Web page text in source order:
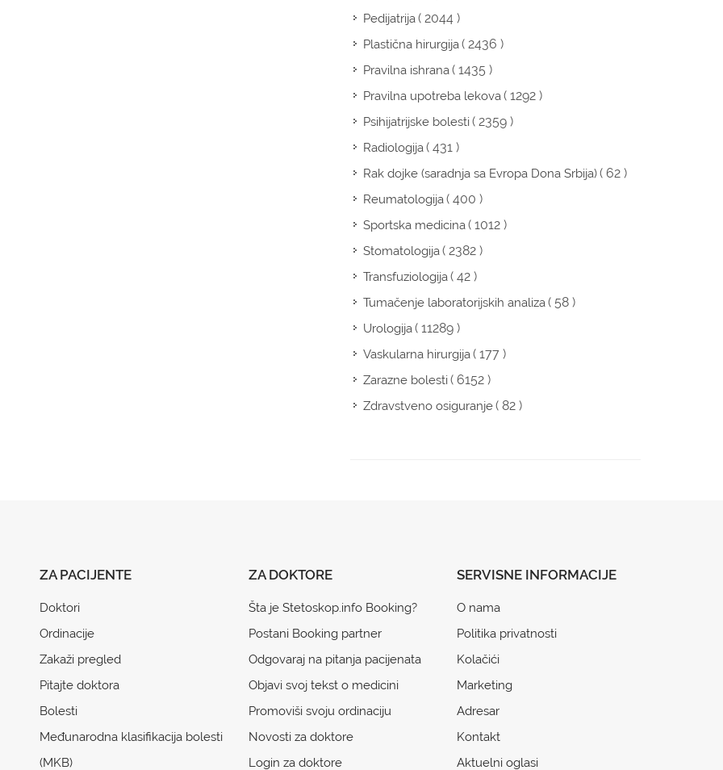
Pedijatrija( 2044 )
Plastična hirurgija( 2436 )
Pravilna ishrana( 1435 )
Pravilna upotreba lekova( 1292 )
Psihijatrijske bolesti( 2359 )
Radiologija( 431 )
Rak dojke (saradnja sa Evropa Dona Srbija)( 62 )
Reumatologija( 400 )
Sportska medicina( 1012 )
Stomatologija( 2382 )
Transfuziologija( 42 )
Tumačenje laboratorijskih analiza( 58 )
Urologija( 11289 )
Vaskularna hirurgija( 177 )
Zarazne bolesti( 6152 )
Zdravstveno osiguranje( 82 )
ZA PACIJENTE
Doktori
Ordinacije
Zakaži pregled
Pitajte doktora
Bolesti
Međunarodna klasifikacija bolesti
(MKB)
ZA DOKTORE
Šta je Stetoskop.info Booking?
Postani Booking partner
Odgovaraj na pitanja pacijenata
Objavi svoj tekst o medicini
Promoviši svoju ordinaciju
Novosti za doktore
Login za doktore
SERVISNE INFORMACIJE
O nama
Politika privatnosti
Kolačići
Marketing
Adresar
Kontakt
Aktuelni oglasi